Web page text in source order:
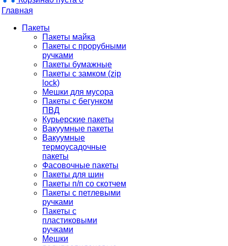
Главная
Пакеты
Пакеты майка
Пакеты с прорубными
ручками
Пакеты бумажные
Пакеты с замком (zip
lock)
Мешки для мусора
Пакеты с бегунком
ПВД
Курьерские пакеты
Вакуумные пакеты
Вакуумные
термоусадочные
пакеты
Фасовочные пакеты
Пакеты для шин
Пакеты п/п со скотчем
Пакеты с петлевыми
ручками
Пакеты с
пластиковыми
ручками
Мешки